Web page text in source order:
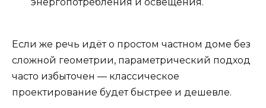
энергопотребления и освещения.
Если же речь идёт о простом частном доме без
сложной геометрии, параметрический подход
часто избыточен — классическое
проектирование будет быстрее и дешевле.